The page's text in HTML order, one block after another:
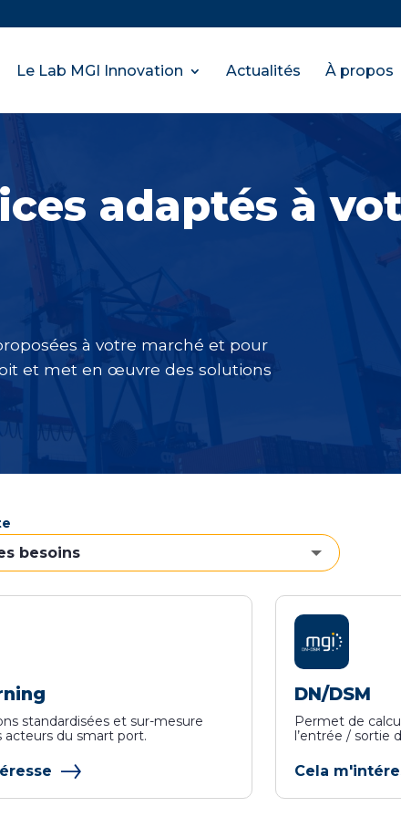
Le Lab MGI Innovation Actualités À propos
adaptés à
à votre marché et pour
et met en œuvre des solutions
standardisées et sur-mesure
acteurs du smart port.
DN/DSM
Permet de
l’entrée / sortie
Cela